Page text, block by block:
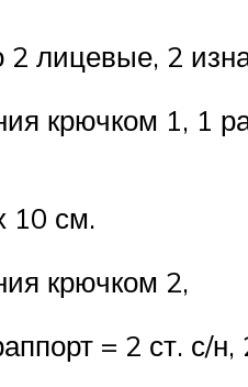
лицевые, 2
крючком 1,
10 см.
крючком 2,
= 2 ст. с/н,